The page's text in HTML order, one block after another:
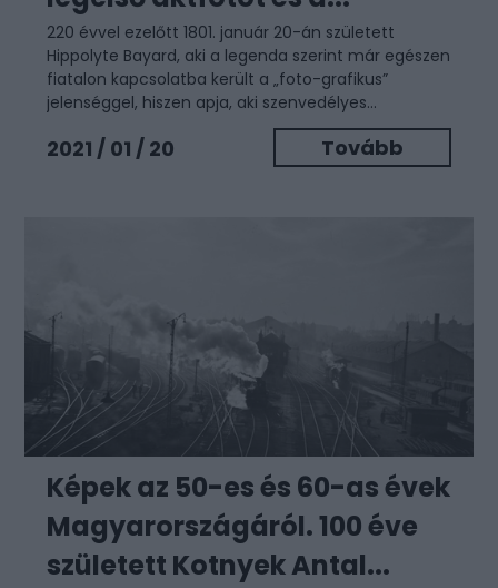
220 évvel ezelőtt 1801. január 20-án született
Hippolyte Bayard, aki a legenda szerint már egészen
fiatalon kapcsolatba került a „foto-grafikus”
jelenséggel, hiszen apja, aki szenvedélyes...
2021 / 01 / 20 Tovább
Képek az 50-es és 60-as évek
Magyarországáról. 100 éve
született Kotnyek Antal...